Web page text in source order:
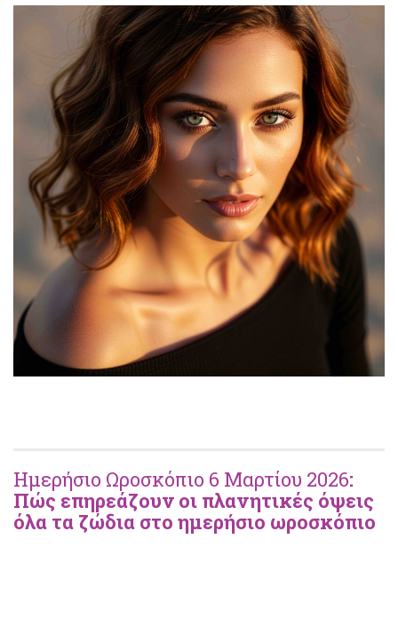
Ημερήσιο Ωροσκόπιο 6 Μαρτίου 2026:
Πώς επηρεάζουν οι πλανητικές όψεις
όλα τα ζώδια στο ημερήσιο ωροσκόπιο